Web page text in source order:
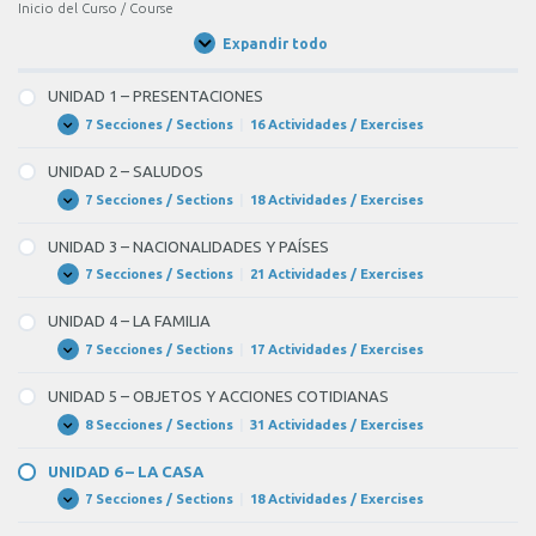
Inicio del Curso / Course
Expandir todo
Unidades
UNIDAD 1 – PRESENTACIONES
Expandir
UNIDAD
–
PRESENTACIONES
7 Secciones / Sections 16 Actividades / Exercises
UNIDAD 2 – SALUDOS
Expandir
UNIDAD
–
SALUDOS
7 Secciones / Sections 18 Actividades / Exercises
UNIDAD 3 – NACIONALIDADES Y PAÍSES
Expandir
UNIDAD
–
NACIONALIDADES
Y
PAÍSES
7 Secciones / Sections 21 Actividades / Exercises
UNIDAD 4 – LA FAMILIA
Expandir
UNIDAD
–
LA
FAMILIA
7 Secciones / Sections 17 Actividades / Exercises
UNIDAD 5 – OBJETOS Y ACCIONES COTIDIANAS
Expandir
UNIDAD
–
OBJETOS
Y
ACCIONES
8 Secciones / Sections 31 Actividades / Exercises
UNIDAD 6 – LA CASA
Expandir
UNIDAD7 Secciones / Sections 18 Actividades / Exercises